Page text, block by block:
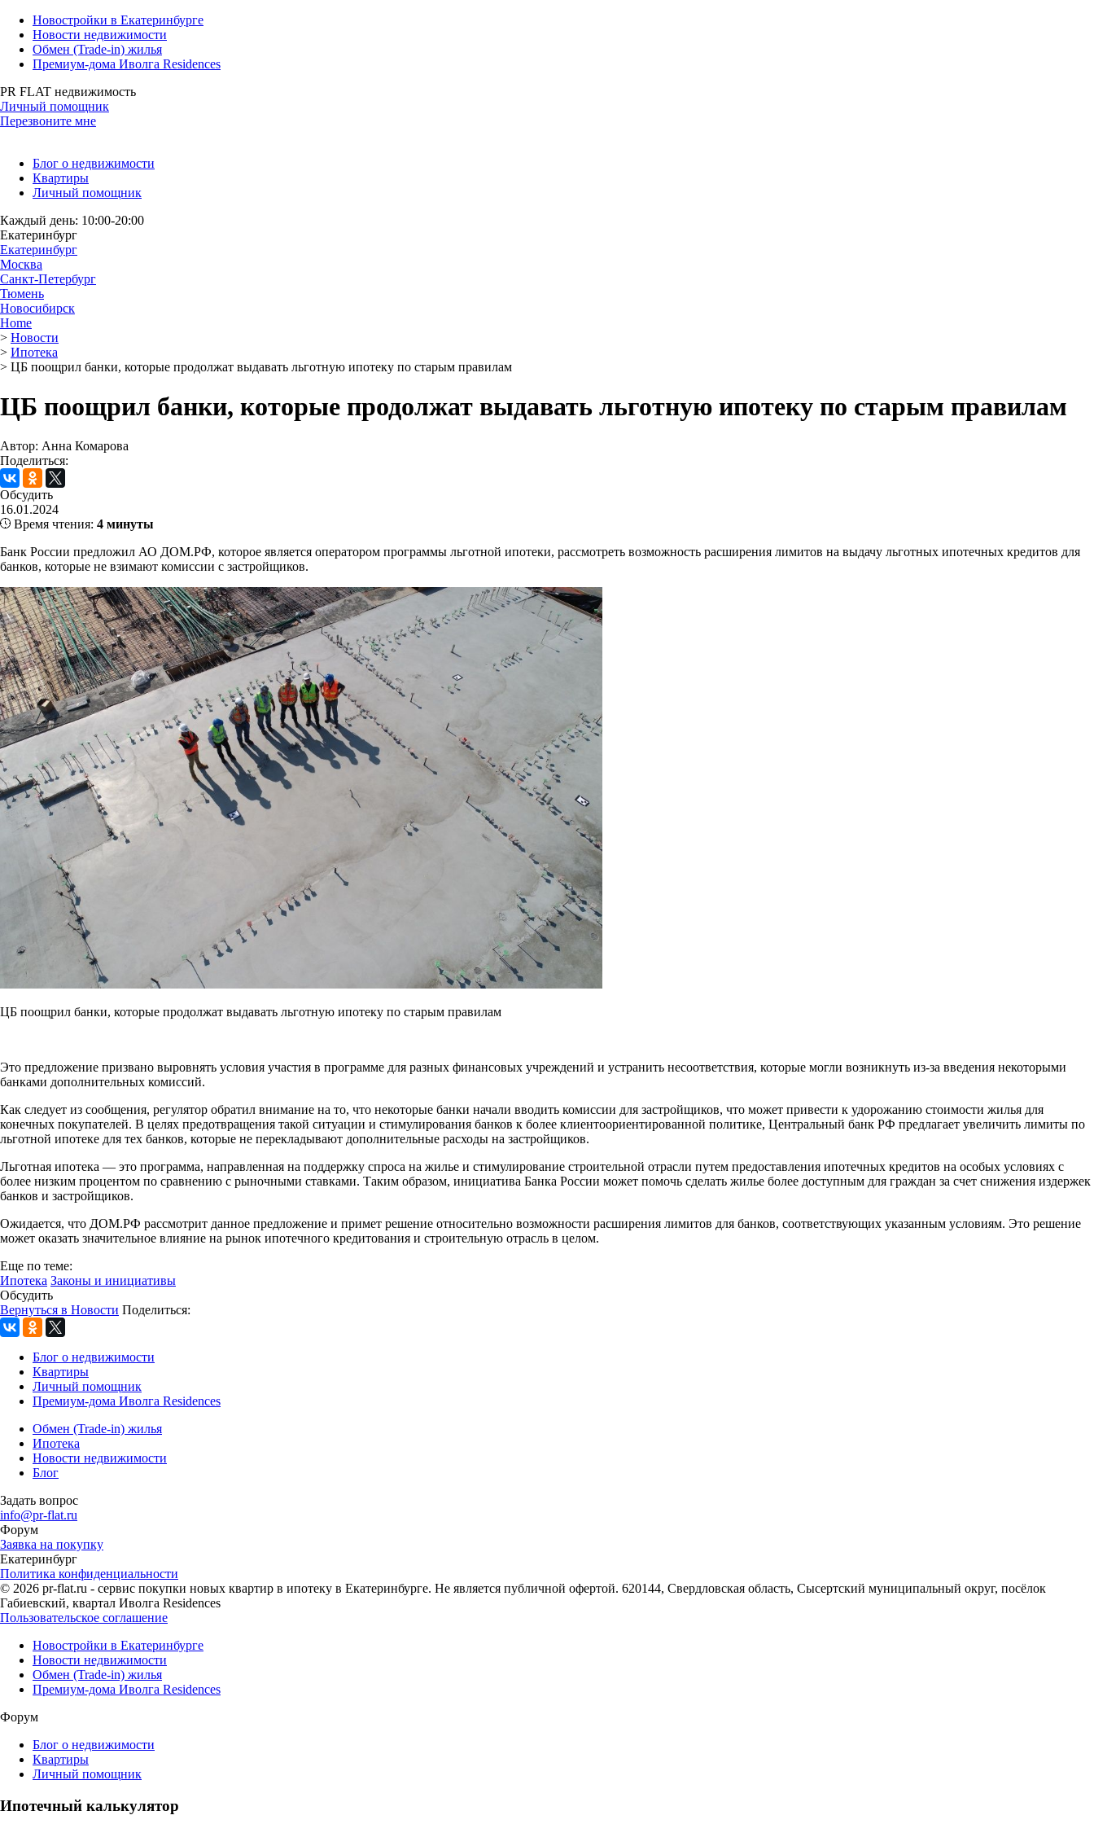
Новостройки в Екатеринбурге
Новости недвижимости
Обмен (Trade-in) жилья
Премиум-дома Иволга Residences
PR FLAT недвижимость
Личный помощник
Перезвоните мне
Блог о недвижимости
Квартиры
Личный помощник
Каждый день: 10:00-20:00
Екатеринбург
Екатеринбург
Москва
Санкт-Петербург
Тюмень
Новосибирск
Home
> Новости
> Ипотека
> ЦБ поощрил банки, которые продолжат выдавать льготную ипотеку по старым правилам
ЦБ поощрил банки, которые продолжат выдавать льготную ипотеку по старым правилам
Автор: Анна Комарова
Поделиться:
Обсудить
16.01.2024
Время чтения: 4 минуты
Банк России предложил АО ДОМ.РФ, которое является оператором программы льготной ипотеки, рассмотреть возможность расширения лимитов на выдачу льготных ипотечных кредитов для
банков, которые не взимают комиссии с застройщиков.
ЦБ поощрил банки, которые продолжат выдавать льготную ипотеку по старым правилам
Это предложение призвано выровнять условия участия в программе для разных финансовых учреждений и устранить несоответствия, которые могли возникнуть из-за введения некоторыми
банками дополнительных комиссий.
Как следует из сообщения, регулятор обратил внимание на то, что некоторые банки начали вводить комиссии для застройщиков, что может привести к удорожанию стоимости жилья для
конечных покупателей. В целях предотвращения такой ситуации и стимулирования банков к более клиентоориентированной политике, Центральный банк РФ предлагает увеличить лимиты по
льготной ипотеке для тех банков, которые не перекладывают дополнительные расходы на застройщиков.
Льготная ипотека — это программа, направленная на поддержку спроса на жилье и стимулирование строительной отрасли путем предоставления ипотечных кредитов на особых условиях с
более низким процентом по сравнению с рыночными ставками. Таким образом, инициатива Банка России может помочь сделать жилье более доступным для граждан за счет снижения издержек
банков и застройщиков.
Ожидается, что ДОМ.РФ рассмотрит данное предложение и примет решение относительно возможности расширения лимитов для банков, соответствующих указанным условиям. Это решение
может оказать значительное влияние на рынок ипотечного кредитования и строительную отрасль в целом.
Еще по теме:
Ипотека Законы и инициативы
Обсудить
Вернуться в Новости Поделиться:
Блог о недвижимости
Квартиры
Личный помощник
Премиум-дома Иволга Residences
Обмен (Trade-in) жилья
Ипотека
Новости недвижимости
Блог
Задать вопрос
info@pr-flat.ru
Форум
Заявка на покупку
Екатеринбург
Политика конфиденциальности
© 2026 pr-flat.ru - сервис покупки новых квартир в ипотеку в Екатеринбурге. Не является публичной офертой. 620144, Свердловская область, Сысертский муниципальный округ, посёлок
Габиевский, квартал Иволга Residences
Пользовательское соглашение
Новостройки в Екатеринбурге
Новости недвижимости
Обмен (Trade-in) жилья
Премиум-дома Иволга Residences
Форум
Блог о недвижимости
Квартиры
Личный помощник
Ипотечный калькулятор